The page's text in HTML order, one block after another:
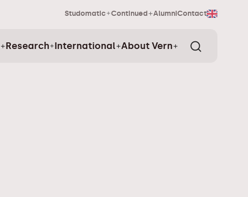
Studomatic Continued AlumniContact
Research International About Vern